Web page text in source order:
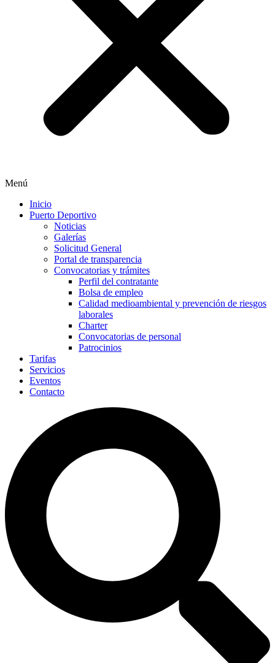
Menú
Inicio
Puerto Deportivo
Noticias
Galerías
Solicitud General
Portal de transparencia
Convocatorias y trámites
Perfil del contratante
Bolsa de empleo
Calidad medioambiental y prevención de riesgos
laborales
Charter
Convocatorias de personal
Patrocinios
Tarifas
Servicios
Eventos
Contacto